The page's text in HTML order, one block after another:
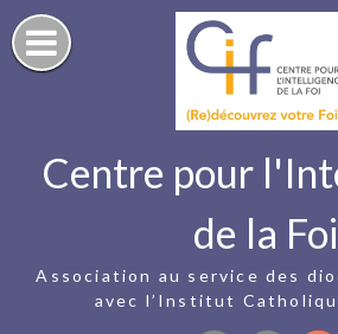
Skip
to
content
Centre pour
de la Foi
Association au service des
avec l’Institut